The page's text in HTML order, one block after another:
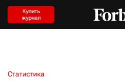
Купить
журнал
Статистика